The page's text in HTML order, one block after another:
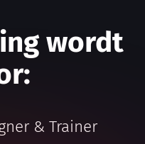
wordt
& Trainer